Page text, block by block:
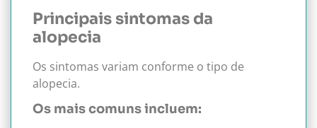
Principais sintomas da
alopecia
Os sintomas variam conforme o tipo de
alopecia.
Os mais comuns incluem: